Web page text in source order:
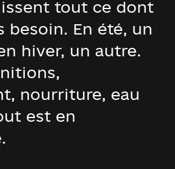
tout ce dont
besoin. En été, un
hiver, un autre.
nourriture, eau
est en